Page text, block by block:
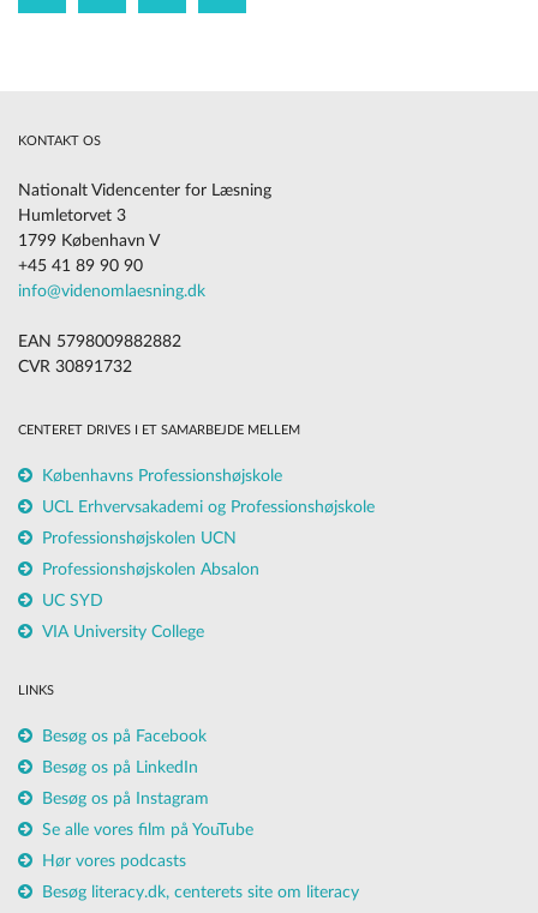
KONTAKT OS
Nationalt Videncenter for Læsning
Humletorvet 3
1799 København V
+45 41 89 90 90
info@videnomlaesning.dk
EAN 5798009882882
CVR 30891732
CENTERET DRIVES I ET SAMARBEJDE MELLEM
Københavns Professionshøjskole
UCL Erhvervsakademi og Professionshøjskole
Professionshøjskolen UCN
Professionshøjskolen Absalon
UC SYD
VIA University College
LINKS
Besøg os på Facebook
Besøg os på LinkedIn
Besøg os på Instagram
Se alle vores film på YouTube
Hør vores podcasts
Besøg literacy.dk, centerets site om literacy